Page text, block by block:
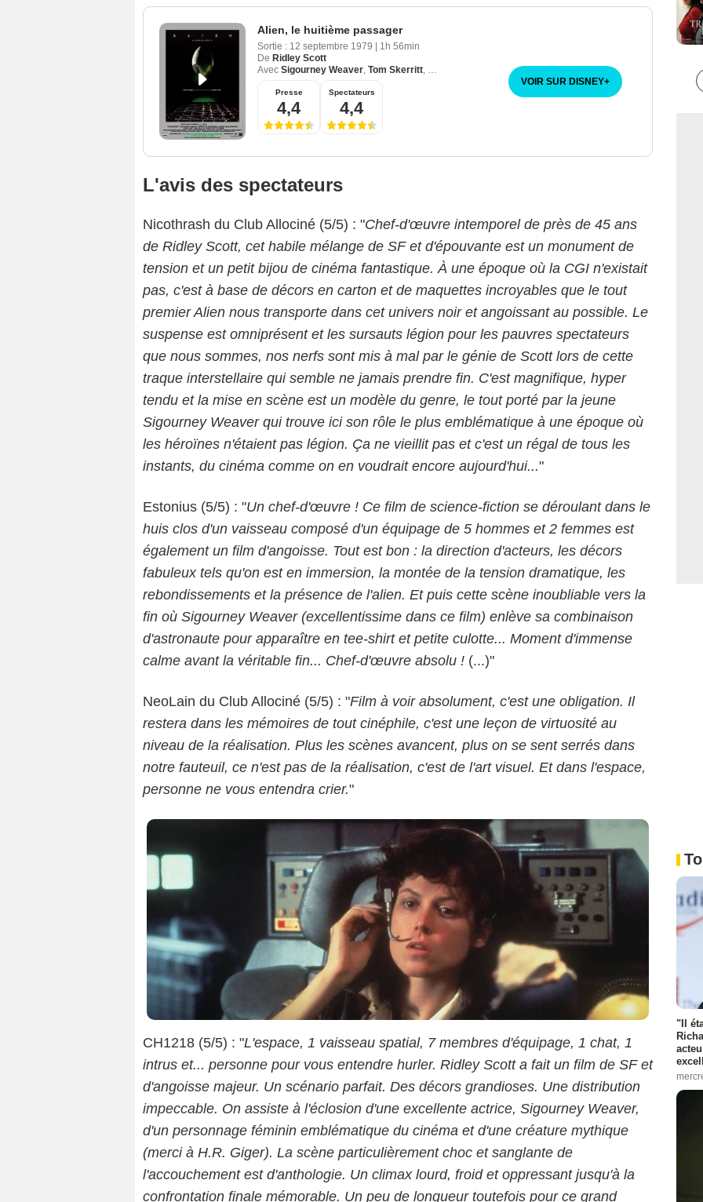
Alien, le huitième passager
Sortie : 12 septembre 1979
1h 56min
De Ridley Scott
Avec Sigourney Weaver, Tom Skerritt, Veronica Cartwright
Presse
4,4
Spectateurs
4,4
VOIR SUR DISNEY+
L'avis des spectateurs
Nicothrash du Club Allociné (5/5) : "Chef-d'œuvre intemporel de près de 45 ans
de Ridley Scott, cet habile mélange de SF et d'épouvante est un monument de
tension et un petit bijou de cinéma fantastique. À une époque où la CGI n'existait
pas, c'est à base de décors en carton et de maquettes incroyables que le tout
premier Alien nous transporte dans cet univers noir et angoissant au possible. Le
suspense est omniprésent et les sursauts légion pour les pauvres spectateurs
que nous sommes, nos nerfs sont mis à mal par le génie de Scott lors de cette
traque interstellaire qui semble ne jamais prendre fin. C'est magnifique, hyper
tendu et la mise en scène est un modèle du genre, le tout porté par la jeune
Sigourney Weaver qui trouve ici son rôle le plus emblématique à une époque où
les héroïnes n'étaient pas légion. Ça ne vieillit pas et c'est un régal de tous les
instants, du cinéma comme on en voudrait encore aujourd'hui..."
Estonius (5/5) : "Un chef-d'œuvre ! Ce film de science-fiction se déroulant dans le
huis clos d'un vaisseau composé d'un équipage de 5 hommes et 2 femmes est
également un film d'angoisse. Tout est bon : la direction d'acteurs, les décors
fabuleux tels qu'on est en immersion, la montée de la tension dramatique, les
rebondissements et la présence de l'alien. Et puis cette scène inoubliable vers la
fin où Sigourney Weaver (excellentissime dans ce film) enlève sa combinaison
d'astronaute pour apparaître en tee-shirt et petite culotte... Moment d'immense
calme avant la véritable fin... Chef-d'œuvre absolu ! (...)"
NeoLain du Club Allociné (5/5) : "Film à voir absolument, c'est une obligation. Il
restera dans les mémoires de tout cinéphile, c'est une leçon de virtuosité au
niveau de la réalisation. Plus les scènes avancent, plus on se sent serrés dans
notre fauteuil, ce n'est pas de la réalisation, c'est de l'art visuel. Et dans l'espace,
personne ne vous entendra crier."
CH1218 (5/5) : "L'espace, 1 vaisseau spatial, 7 membres d'équipage, 1 chat, 1
intrus et... personne pour vous entendre hurler. Ridley Scott a fait un film de SF et
d'angoisse majeur. Un scénario parfait. Des décors grandioses. Une distribution
impeccable. On assiste à l'éclosion d'une excellente actrice, Sigourney Weaver,
d'un personnage féminin emblématique du cinéma et d'une créature mythique
(merci à H.R. Giger). La scène particulièrement choc et sanglante de
l'accouchement est d'anthologie. Un climax lourd, froid et oppressant jusqu'à la
confrontation finale mémorable. Un peu de longueur toutefois pour ce grand
"Il